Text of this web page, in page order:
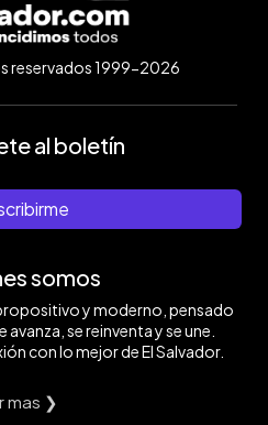
reservados 1999-2026
al boletín
somos
y moderno, pensado
avanza, se reinventa y se une.
con lo mejor de El Salvador.
mas ❯